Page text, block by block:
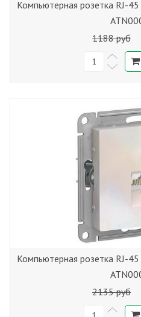
Компьютерная розетка RJ-
1188 руб
Компьютерная розетка RJ-
2135 руб